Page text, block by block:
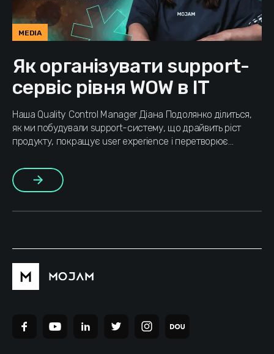
MEDIA
Як організувати support-
сервіс рівня WOW в IT
Наша Quality Control Manager Діана Подолянко ділиться,
як ми побудували support-систему, що драйвить ріст
продукту, покращує user experience і перетворює